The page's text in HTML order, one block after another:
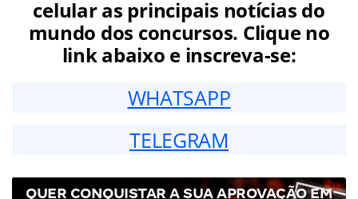
celular as principais notícias do
mundo dos concursos. Clique no
link abaixo e inscreva-se:
WHATSAPP
TELEGRAM
QUER CONQUISTAR A SUA APROVAÇÃO EM